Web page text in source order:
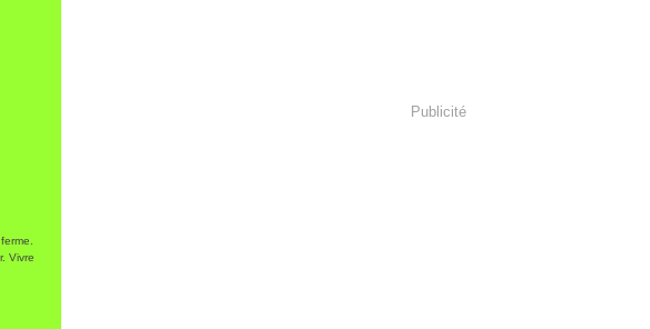
Vivre
Publicité